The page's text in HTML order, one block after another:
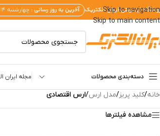
Skip to navigation
Skip to main content
اینترنتی ایران الکتریک آخرین به روز رسانی : چهارشنبه ۱۴ مرداد ۱۴۰۵
دسته‌بندی محصولات مجله ایران
خانه/کلید پریز/مدل ارس/ارس اقتصادی
مشاهده فیلترها